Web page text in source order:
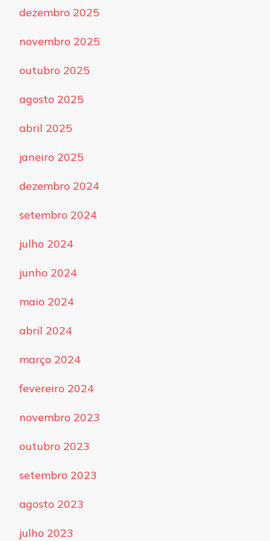
dezembro 2025
novembro 2025
outubro 2025
agosto 2025
abril 2025
janeiro 2025
dezembro 2024
setembro 2024
julho 2024
junho 2024
maio 2024
abril 2024
março 2024
fevereiro 2024
novembro 2023
outubro 2023
setembro 2023
agosto 2023
julho 2023